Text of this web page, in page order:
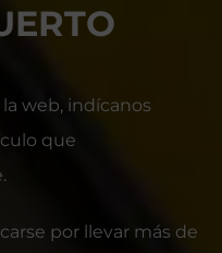
web, indícanos
que
por llevar más de